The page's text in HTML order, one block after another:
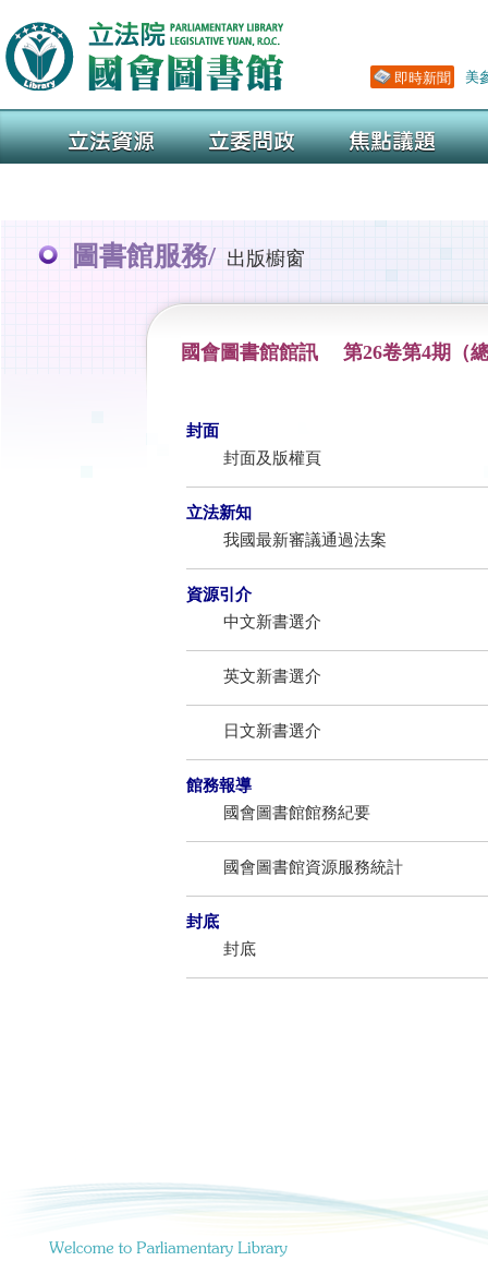
圖書館服務/ 出版櫥窗
國會圖書館館訊 第26卷第4期（
封面
封面及版權頁
立法新知
我國最新審議通過法案
資源引介
中文新書選介
英文新書選介
日文新書選介
館務報導
國會圖書館館務紀要
國會圖書館資源服務統計
封底
封底